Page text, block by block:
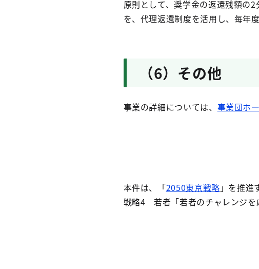
原則として、奨学金の返還残額の
を、代理返還制度を活用し、毎年
（6）その他
事業の詳細については、 事業団ホ
本件は、「2050東京戦略 」を推進
戦略4 若者「若者のチャレンジを